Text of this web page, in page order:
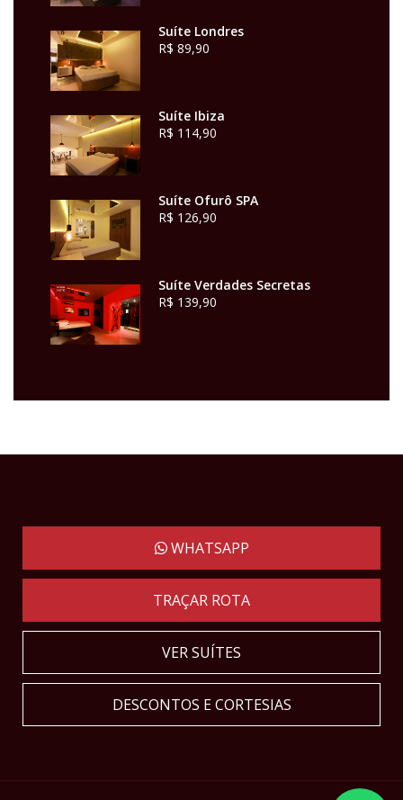
Suíte Londres
R$ 89,90
Suíte Ibiza
R$ 114,90
Suíte Ofurô SPA
R$ 126,90
Suíte Verdades Secretas
R$ 139,90
WHATSAPP
TRAÇAR ROTA
VER SUÍTES
DESCONTOS E CORTESIAS